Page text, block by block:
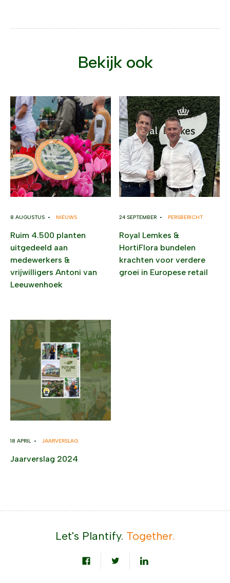
Bekijk ook
8 AUGUSTUS • NIEUWS
Ruim 4.500 planten
uitgedeeld aan
medewerkers &
vrijwilligers Antoni van
Leeuwenhoek
24 SEPTEMBER • PERSBERICHT
Royal Lemkes &
HortiFlora bundelen
krachten voor verdere
groei in Europese retail
18 APRIL • JAARVERSLAG
Jaarverslag 2024
Let's Plantify. Together.